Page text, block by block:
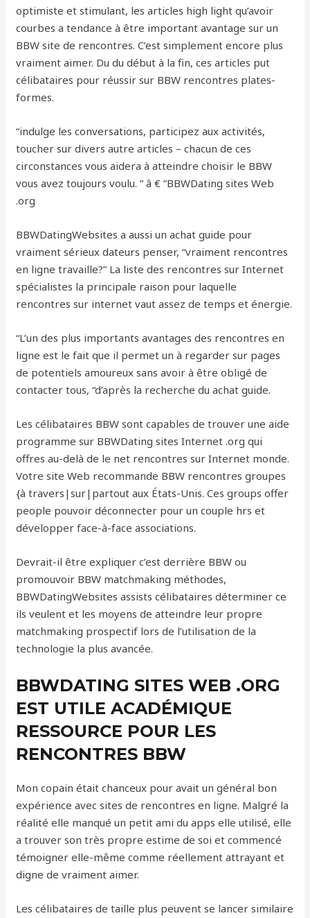
optimiste et stimulant, les articles high light qu’avoir
courbes a tendance à être important avantage sur un
BBW site de rencontres. C’est simplement encore plus
vraiment aimer. Du du début à la fin, ces articles put
célibataires pour réussir sur BBW rencontres plates-
formes.
“indulge les conversations, participez aux activités,
toucher sur divers autre articles – chacun de ces
circonstances vous aidera à atteindre choisir le BBW
vous avez toujours voulu. ” â € ”BBWDating sites Web
.org
BBWDatingWebsites a aussi un achat guide pour
vraiment sérieux dateurs penser, “vraiment rencontres
en ligne travaille?” La liste des rencontres sur Internet
spécialistes la principale raison pour laquelle
rencontres sur internet vaut assez de temps et énergie.
“L’un des plus importants avantages des rencontres en
ligne est le fait que il permet un à regarder sur pages
de potentiels amoureux sans avoir à être obligé de
contacter tous, “d’après la recherche du achat guide.
Les célibataires BBW sont capables de trouver une aide
programme sur BBWDating sites Internet .org qui
offres au-delà de le net rencontres sur Internet monde.
Votre site Web recommande BBW rencontres groupes
{à travers|sur|partout aux États-Unis. Ces groups offer
people pouvoir déconnecter pour un couple hrs et
développer face-à-face associations.
Devrait-il être expliquer c’est derrière BBW ou
promouvoir BBW matchmaking méthodes,
BBWDatingWebsites assists célibataires déterminer ce
ils veulent et les moyens de atteindre leur propre
matchmaking prospectif lors de l’utilisation de la
technologie la plus avancée.
BBWDATING SITES WEB .ORG
EST UTILE ACADÉMIQUE
RESSOURCE POUR LES
RENCONTRES BBW
Mon copain était chanceux pour avait un général bon
expérience avec sites de rencontres en ligne. Malgré la
réalité elle manqué un petit ami du apps elle utilisé, elle
a trouver son très propre estime de soi et commencé
témoigner elle-même comme réellement attrayant et
digne de vraiment aimer.
Les célibataires de taille plus peuvent se lancer similaire